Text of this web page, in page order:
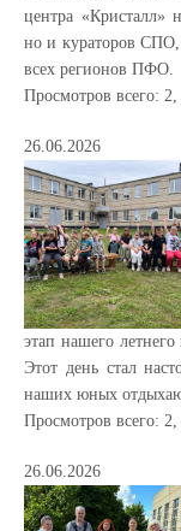
центра «Кристалл»
но и кураторов СПО,
всех регионов ПФО.
Просмотров всего: 2,
26.06.2026
этап нашего
Этот день стал
наших юных
Просмотров всего: 2,
26.06.2026